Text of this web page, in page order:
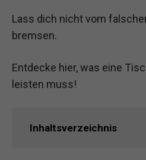
Lass dich nicht vom
bremsen.
Entdecke hier, was eine
leisten muss!
Inhaltsverzeichnis